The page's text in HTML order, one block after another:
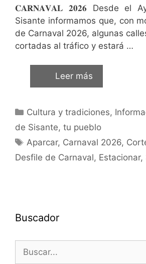
𝐂𝐀𝐑𝐍𝐀𝐕𝐀𝐋 𝟐𝟎𝟐𝟔 Desde el
Sisante informamos que, con
de Carnaval 2026, algunas
cortadas al tráfico y estará …
Leer más
Cultura y tradiciones,
de Sisante, tu pueblo
Aparcar, Carnaval 2026,
Desfile de Carnaval, Estacionar,
Buscador